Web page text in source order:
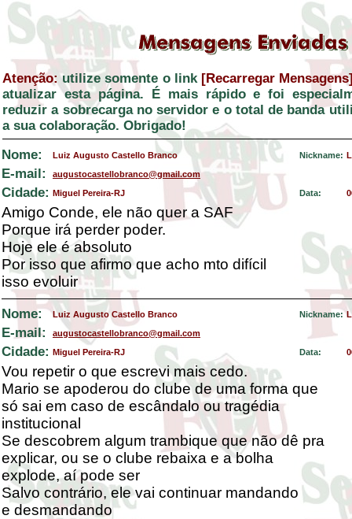
Atenção: utilize somente o link [Recarregar
atualizar esta página. É mais rápido e foi
reduzir a sobrecarga no servidor e o total de banda
a sua colaboração. Obrigado!
Nome:
Luiz Augusto Castello Branco Nickname:
E-mail: augustocastellobranco@gmail.com
Cidade: Miguel Pereira-RJ Data:
Amigo Conde, ele não quer a SAF
Porque irá perder poder.
Hoje ele é absoluto
Por isso que afirmo que acho mto difícil
isso evoluir
Nome: Luiz Augusto Castello Branco Nickname:
E-mail: augustocastellobranco@gmail.com
Cidade: Miguel Pereira-RJ Data:
Vou repetir o que escrevi mais cedo.
Mario se apoderou do clube de uma forma que
só sai em caso de escândalo ou tragédia
institucional
Se descobrem algum trambique que não dê pra
explicar, ou se o clube rebaixa e a bolha
explode, aí pode ser
Salvo contrário, ele vai continuar mandando
e desmandando